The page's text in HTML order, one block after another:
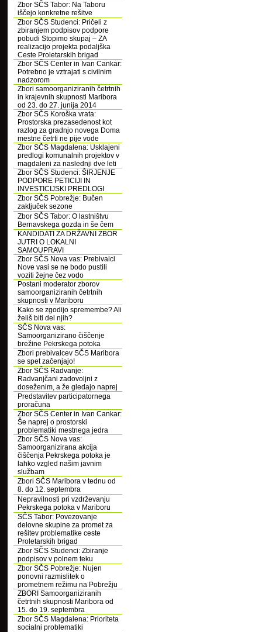
Zbor SČS Tabor: Na Taboru
iščejo konkretne rešitve
Zbor SČS Studenci: Pričeli z
zbiranjem podpisov podpore
pobudi Stopimo skupaj – ZA
realizacijo projekta podaljška
Ceste Proletarskih brigad
Zbor SČS Center in Ivan Cankar:
Potrebno je vztrajati s civilnim
nadzorom
Zbori samoorganiziranih četrtnih
in krajevnih skupnosti Maribora
od 23. do 27. junija 2014
Zbor SČS Koroška vrata:
Prostorska prezasedenost kot
razlog za gradnjo novega Doma
mestne četrti ne pije vode
Zbor SČS Magdalena: Usklajeni
predlogi komunalnih projektov v
magdaleni za naslednji dve leti
Zbor SČS Studenci: ŠIRJENJE
PODPORE PETICIJI IN
INVESTICIJSKI PREDLOGI
Zbor SČS Pobrežje: Bučen
zaključek sezone
Zbor SČS Tabor: O lastništvu
Bernavskega gozda in še čem
KANDIDATI ZA DRŽAVNI ZBOR
JUTRI O LOKALNI
SAMOUPRAVI
Zbor SČS Nova vas: Prebivalci
Nove vasi se ne bodo pustili
voziti žejne čez vodo
Postani moderator zborov
samoorganiziranih četrtnih
skupnosti v Mariboru
Kako se zgodijo spremembe? Ali
želiš biti del njih?
SČS Nova vas:
Samoorganizirano čiščenje
brežine Pekrskega potoka
Zbori prebivalcev SČS Maribora
se spet začenjajo!
Zbor SČS Radvanje:
Radvanjčani zadovoljni z
doseženim, a že gledajo naprej
Predstavitev participatornega
proračuna
Zbor SČS Center in Ivan Cankar:
Še naprej o prostorski
problematiki mestnega jedra
Zbor SČS Nova vas:
Samoorganizirana akcija
čiščenja Pekrskega potoka je
lahko vzgled našim javnim
službam
Zbori SČS Maribora v tednu od
8. do 12. septembra
Nepravilnosti pri vzdrževanju
Pekrskega potoka v Mariboru
SČS Tabor: Povezovanje
delovne skupine za promet za
rešitev problematike ceste
Proletarskih brigad
Zbor SČS Studenci: Zbiranje
podpisov v polnem teku
Zbor SČS Pobrežje: Nujen
ponovni razmislitek o
prometnem režimu na Pobrežju
ZBORI Samoorganiziranih
četrtnih skupnosti Maribora od
15. do 19. septembra
Zbor SČS Magdalena: Prioriteta
socialni problematiki